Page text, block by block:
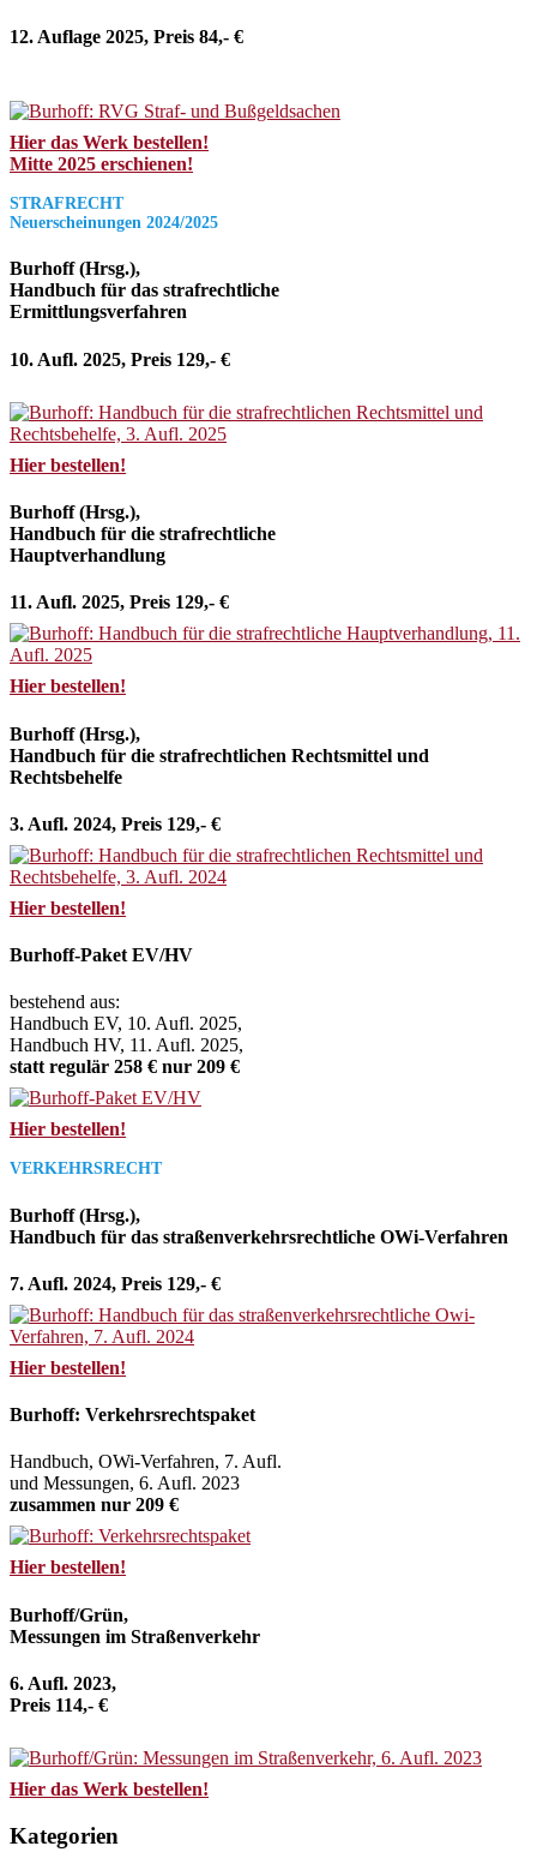
12. Auflage 2025, Preis 84,- €
Hier das Werk bestellen!
Mitte 2025 erschienen!
STRAFRECHT
Neuerscheinungen 2024/2025
Burhoff (Hrsg.),
Handbuch für das strafrechtliche
Ermittlungsverfahren
10. Aufl. 2025, Preis 129,- €
Hier bestellen!
Burhoff (Hrsg.),
Handbuch für die strafrechtliche
Hauptverhandlung
11. Aufl. 2025, Preis 129,- €
Hier bestellen!
Burhoff (Hrsg.),
Handbuch für die strafrechtlichen Rechtsmittel und
Rechtsbehelfe
3. Aufl. 2024, Preis 129,- €
Hier bestellen!
Burhoff-Paket EV/HV
bestehend aus:
Handbuch EV, 10. Aufl. 2025,
Handbuch HV, 11. Aufl. 2025,
statt regulär 258 € nur 209 €
Hier bestellen!
VERKEHRSRECHT
Burhoff (Hrsg.),
Handbuch für das straßenverkehrsrechtliche OWi-Verfahren
7. Aufl. 2024, Preis 129,- €
Hier bestellen!
Burhoff: Verkehrsrechtspaket
Handbuch, OWi-Verfahren, 7. Aufl.
und Messungen, 6. Aufl. 2023
zusammen nur 209 €
Hier bestellen!
Burhoff/Grün,
Messungen im Straßenverkehr
6. Aufl. 2023,
Preis 114,- €
Hier das Werk bestellen!
Kategorien